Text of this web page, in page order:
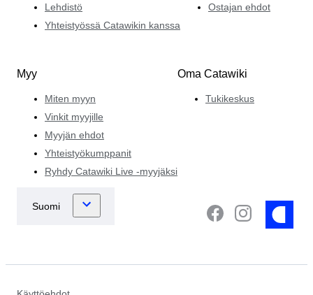
Lehdistö
Yhteistyössä Catawikin kanssa
Ostajan ehdot
Myy
Miten myyn
Vinkit myyjille
Myyjän ehdot
Yhteistyökumppanit
Ryhdy Catawiki Live -myyjäksi
Oma Catawiki
Tukikeskus